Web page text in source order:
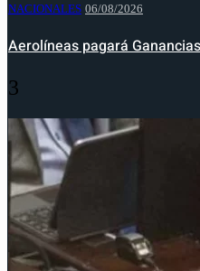
NACIONALES 06/08/2026
Aerolíneas pagará
3